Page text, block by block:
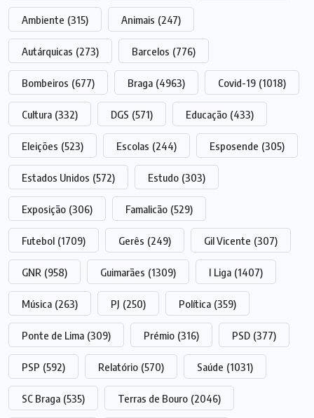
Ambiente (315) Animais (247)
Autárquicas (273) Barcelos (776)
Bombeiros (677) Braga (4963) Covid-19 (1018)
Cultura (332) DGS (571) Educação (433)
Eleições (523) Escolas (244) Esposende (305)
Estados Unidos (572) Estudo (303)
Exposição (306) Famalicão (529)
Futebol (1709) Gerês (249) Gil Vicente (307)
GNR (958) Guimarães (1309) I Liga (1407)
Música (263) PJ (250) Política (359)
Ponte de Lima (309) Prémio (316) PSD (377)
PSP (592) Relatório (570) Saúde (1031)
SC Braga (535) Terras de Bouro (2046)